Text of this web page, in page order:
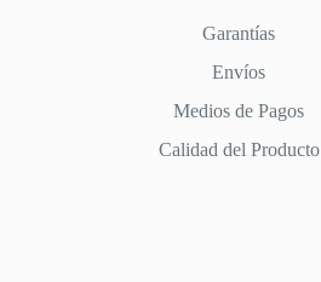
Garantías
Envíos
Medios de Pagos
Calidad del Producto